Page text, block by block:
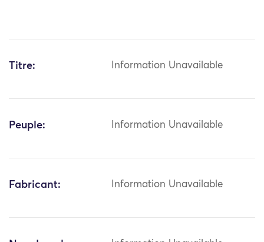
Titre: Information Unavailable
Peuple: Information Unavailable
Fabricant: Information Unavailable